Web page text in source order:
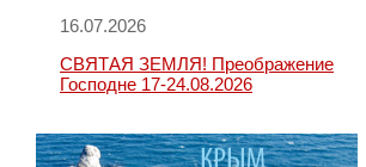
16.07.2026
СВЯТАЯ ЗЕМЛЯ! Преображение
Господне 17-24.08.2026